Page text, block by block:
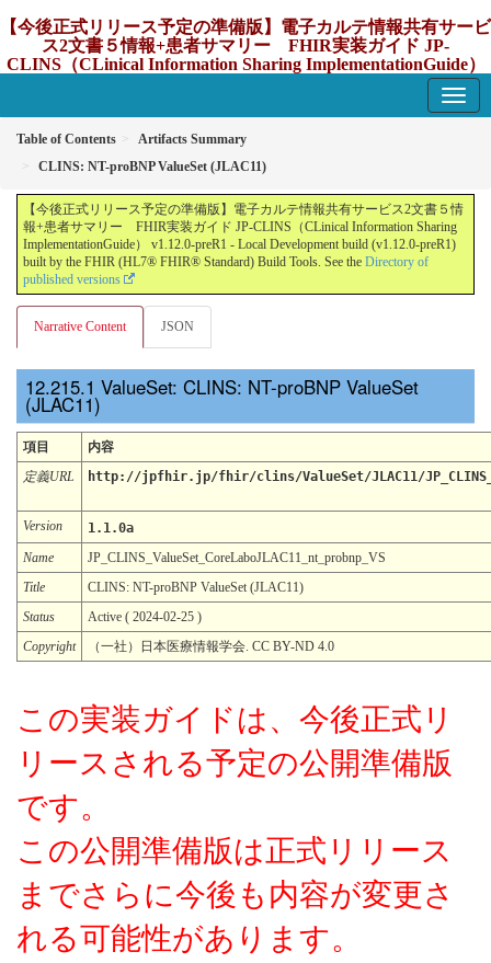
【今後正式リリース予定の準備版】電子カルテ情報共有サービ
ス2文書５情報+患者サマリー FHIR実装ガイド JP-
CLINS（CLinical Information Sharing ImplementationGuide）
Table of Contents
Artifacts Summary
CLINS: NT-proBNP ValueSet (JLAC11)
【今後正式リリース予定の準備版】電子カルテ情報共有サービス2文書５情
報+患者サマリー FHIR実装ガイド JP-CLINS（CLinical Information Sharing
ImplementationGuide） v1.12.0-preR1 - Local Development build (v1.12.0-preR1)
built by the FHIR (HL7® FHIR® Standard) Build Tools. See the Directory of
published versions
Narrative Content JSON
ValueSet: CLINS: NT-proBNP ValueSet
(JLAC11)
項目
内容
定義URL
http://jpfhir.jp/fhir/clins/ValueSet/JLAC11/
Version
1.1.0a
Name
JP_CLINS_ValueSet_CoreLaboJLAC11_nt_probnp_VS
Title
CLINS: NT-proBNP ValueSet (JLAC11)
Status
Active ( 2024-02-25 )
Copyright
（一社）日本医療情報学会. CC BY-ND 4.0
この実装ガイドは、今後正式リ
リースされる予定の公開準備版
です。
この公開準備版は正式リリース
までさらに今後も内容が変更さ
れる可能性があります。